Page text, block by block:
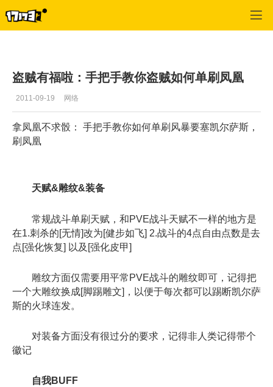
盗贼有福啦：手把手教你盗贼如何单刷凤凰
2011-09-19 网络
拿凤凰不求骰： 手把手教你如何单刷风暴要塞凯尔萨斯，
刷凤凰
天赋&雕纹&装备
常规战斗单刷天赋，和PVE战斗天赋不一样的地方是
在1.刺杀的[无情]改为[健步如飞] 2.战斗的4点自由点数是去
点[强化恢复] 以及[强化皮甲]
雕纹方面仅需要用平常PVE战斗的雕纹即可，记得把
一个大雕纹换成[脚踢雕文]，以便于每次都可以踢断凯尔萨
斯的火球连发。
对装备方面没有很过分的要求，记得非人类记得带个
徽记
自我BUFF